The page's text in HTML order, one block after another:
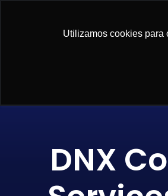
Utilizamos cookies para
DNX